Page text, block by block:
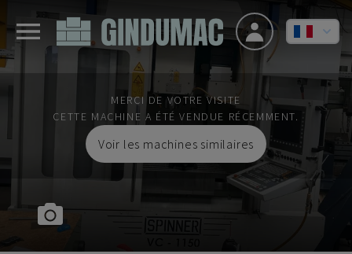
MERCI DE VOTRE VISITE
CETTE MACHINE A ÉTÉ VENDUE RÉCEMMENT.
Voir les machines similaires